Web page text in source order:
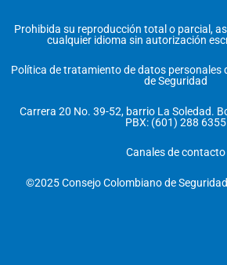
Prohibida su reproducción total o parcial,
cualquier idioma sin autorización
Política de tratamiento de datos personales
de Seguridad
Carrera 20 No. 39-52, barrio La Soledad.
PBX: (601) 288 6355
Canales de contacto
©2025 Consejo Colombiano de